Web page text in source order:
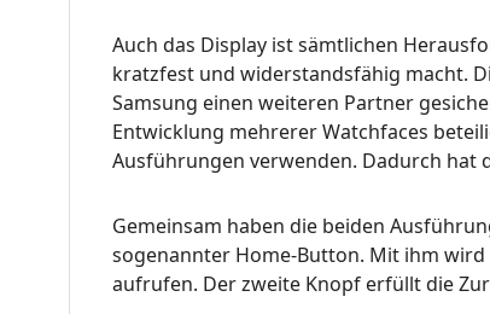
Auch das Display ist sämtlichen
kratzfest und widerstandsfähig macht.
Samsung einen weiteren Partner
Entwicklung mehrerer Watchfaces
Ausführungen verwenden. Dadurch hat
Gemeinsam haben die beiden
sogenannter Home-Button. Mit ihm
aufrufen. Der zweite Knopf erfüllt die